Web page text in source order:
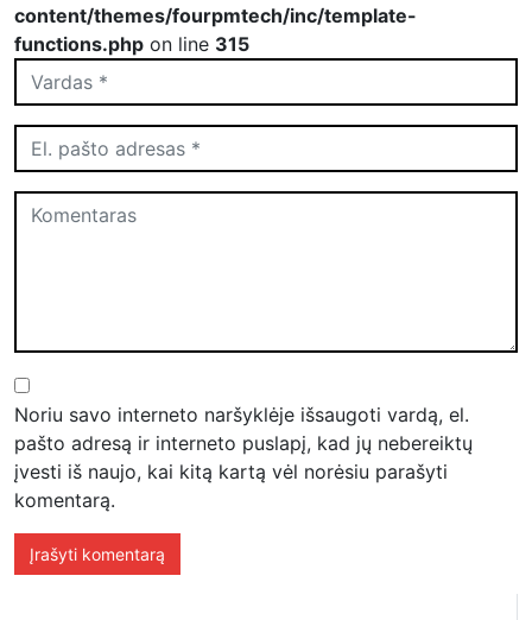
content/themes/fourpmtech/inc/template-
functions.php on line 315
Noriu savo interneto naršyklėje išsaugoti vardą, el.
pašto adresą ir interneto puslapį, kad jų nebereiktų
įvesti iš naujo, kai kitą kartą vėl norėsiu parašyti
komentarą.